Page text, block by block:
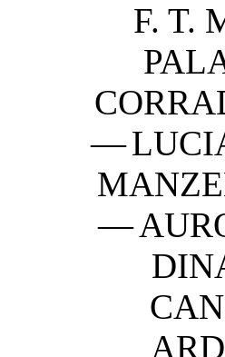
F. T.
—
—